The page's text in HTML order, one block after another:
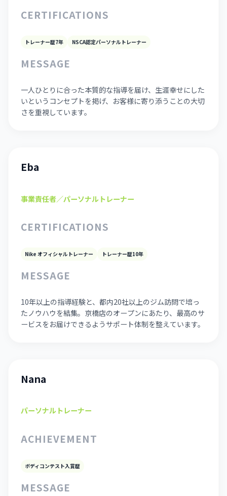
CERTIFICATIONS
トレーナー歴7年 NSCA認定パーソナルトレーナー
MESSAGE
一人ひとりに合った本質的な指導を届け、生涯幸せにした
いというコンセプトを掲げ、お客様に寄り添うことの大切
さを重視しています。
Eba
事業責任者／パーソナルトレーナー
CERTIFICATIONS
Nike オフィシャルトレーナー トレーナー歴10年
MESSAGE
10年以上の指導経験と、都内20社以上のジム訪問で培っ
たノウハウを結集。京橋店のオープンにあたり、最高のサ
ービスをお届けできるようサポート体制を整えています。
Nana
パーソナルトレーナー
ACHIEVEMENT
ボディコンテスト入賞歴
MESSAGE